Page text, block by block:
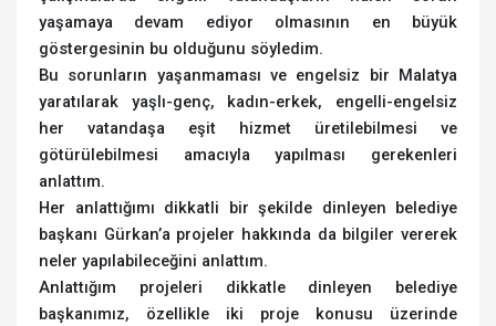
yaşamaya devam ediyor olmasının en büyük
göstergesinin bu olduğunu söyledim.
Bu sorunların yaşanmaması ve engelsiz bir Malatya
yaratılarak yaşlı-genç, kadın-erkek, engelli-engelsiz
her vatandaşa eşit hizmet üretilebilmesi ve
götürülebilmesi amacıyla yapılması gerekenleri
anlattım.
Her anlattığımı dikkatli bir şekilde dinleyen belediye
başkanı Gürkan’a projeler hakkında da bilgiler vererek
neler yapılabileceğini anlattım.
Anlattığım projeleri dikkatle dinleyen belediye
başkanımız, özellikle iki proje konusu üzerinde